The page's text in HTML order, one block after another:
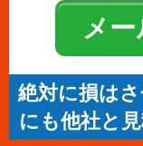
メ
絶対に損は
にも他社と